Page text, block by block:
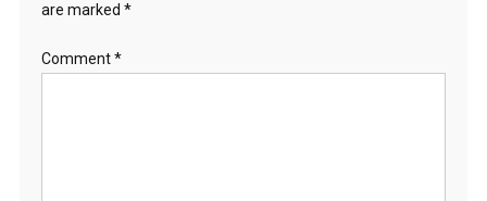
are marked *
Comment*